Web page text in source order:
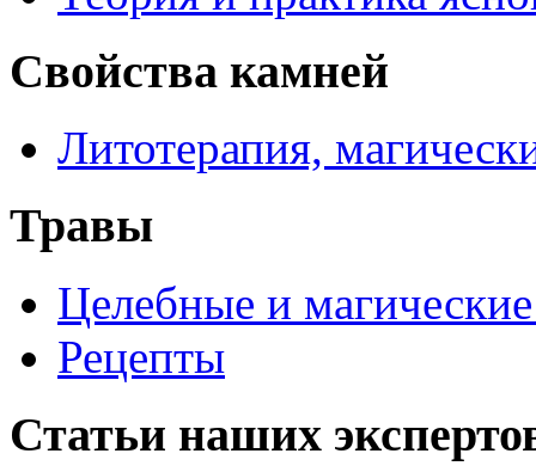
Свойства камней
Литотерапия,
Травы
Целебные и магические
Рецепты
Статьи наших